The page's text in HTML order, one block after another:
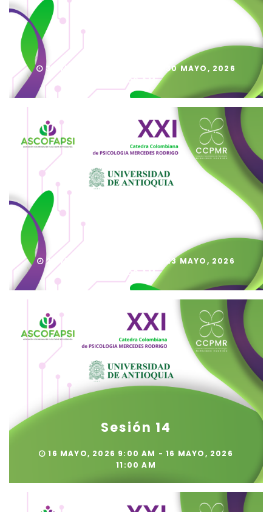
30 MAYO, 2026 9:00 AM - 30 MAYO, 2026
11:00 AM
23 MAYO, 2026 9:00 AM - 23 MAYO, 2026
11:00 AM
Sesión 14
16 MAYO, 2026 9:00 AM - 16 MAYO, 2026
11:00 AM